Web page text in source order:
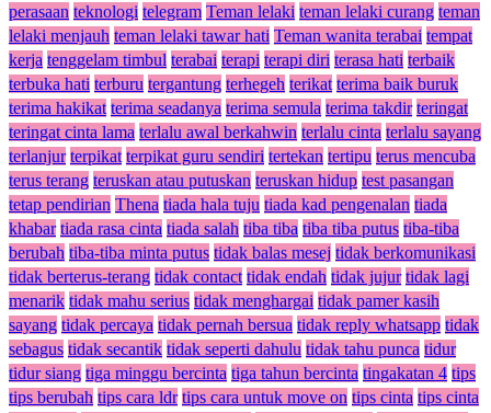
perasaan teknologi telegram Teman lelaki teman lelaki curang teman
lelaki menjauh teman lelaki tawar hati Teman wanita terabai tempat
kerja tenggelam timbul terabai terapi terapi diri terasa hati terbaik
terbuka hati terburu tergantung terhegeh terikat terima baik buruk
terima hakikat terima seadanya terima semula terima takdir teringat
teringat cinta lama terlalu awal berkahwin terlalu cinta terlalu sayang
terlanjur terpikat terpikat guru sendiri tertekan tertipu terus mencuba
terus terang teruskan atau putuskan teruskan hidup test pasangan
tetap pendirian Thena tiada hala tuju tiada kad pengenalan tiada
khabar tiada rasa cinta tiada salah tiba tiba tiba tiba putus tiba-tiba
berubah tiba-tiba minta putus tidak balas mesej tidak berkomunikasi
tidak berterus-terang tidak contact tidak endah tidak jujur tidak lagi
menarik tidak mahu serius tidak menghargai tidak pamer kasih
sayang tidak percaya tidak pernah bersua tidak reply whatsapp tidak
sebagus tidak secantik tidak seperti dahulu tidak tahu punca tidur
tidur siang tiga minggu bercinta tiga tahun bercinta tingakatan 4 tips
tips berubah tips cara ldr tips cara untuk move on tips cinta tips cinta